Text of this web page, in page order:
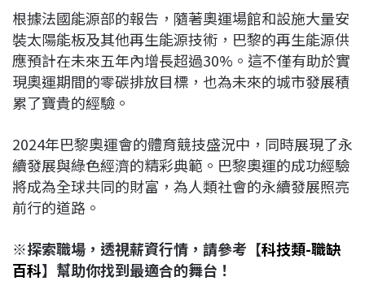
根據法國能源部的報告，隨著奧運場館和設施大量安
裝太陽能板及其他再生能源技術，巴黎的再生能源供
應預計在未來五年內增長超過30%。這不僅有助於實
現奧運期間的零碳排放目標，也為未來的城市發展積
累了寶貴的經驗。
2024年巴黎奧運會的體育競技盛況中，同時展現了永
續發展與綠色經濟的精彩典範。巴黎奧運的成功經驗
將成為全球共同的財富，為人類社會的永續發展照亮
前行的道路。
※探索職場，透視薪資行情，請參考【科技類-職缺
百科】幫助你找到最適合的舞台！